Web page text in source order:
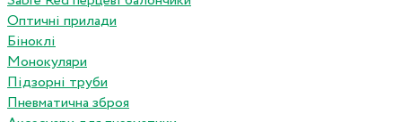
Оптичні прилади
Біноклі
Монокуляри
Підзорні труби
Пневматична зброя